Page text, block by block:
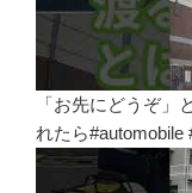
「お先にどうぞ」
れたら#automobile